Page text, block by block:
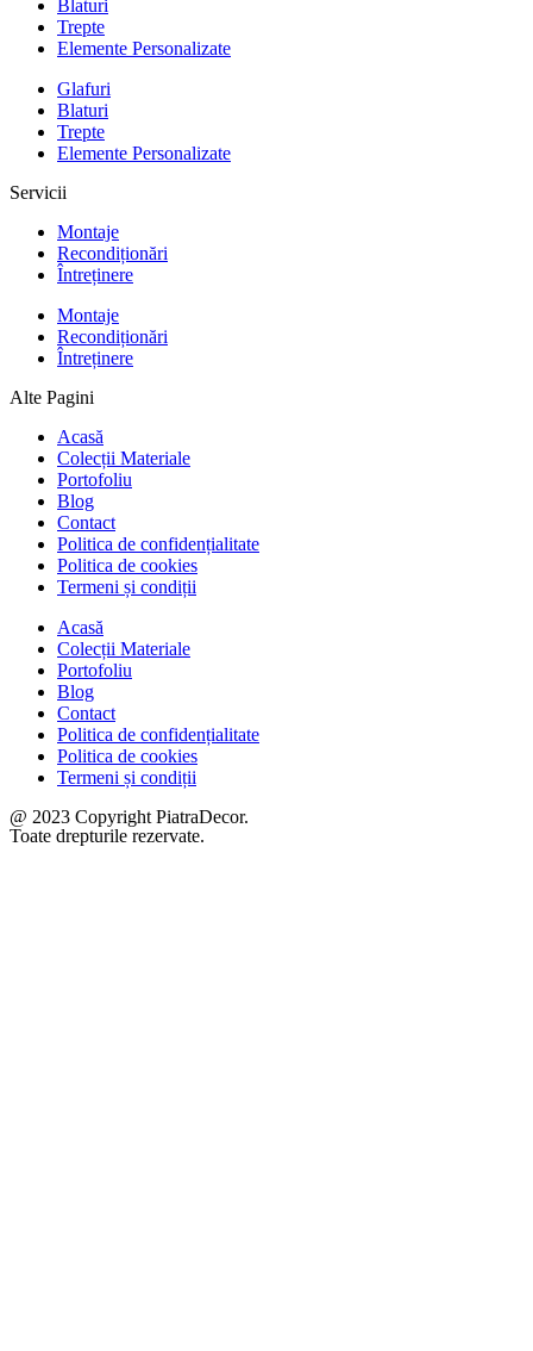
Blaturi
Trepte
Elemente Personalizate
Glafuri
Blaturi
Trepte
Elemente Personalizate
Servicii
Montaje
Recondiționări
Întreținere
Montaje
Recondiționări
Întreținere
Alte Pagini
Acasă
Colecții Materiale
Portofoliu
Blog
Contact
Politica de confidențialitate
Politica de cookies
Termeni și condiții
Acasă
Colecții Materiale
Portofoliu
Blog
Contact
Politica de confidențialitate
Politica de cookies
Termeni și condiții
@ 2023 Copyright PiatraDecor.
Toate drepturile rezervate.